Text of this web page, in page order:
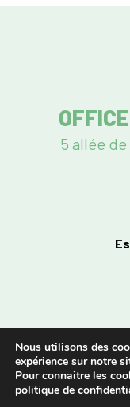
5 allée
Accessibilité :
Nous utilisons des
expérience sur notre
Pour connaitre les
politique de